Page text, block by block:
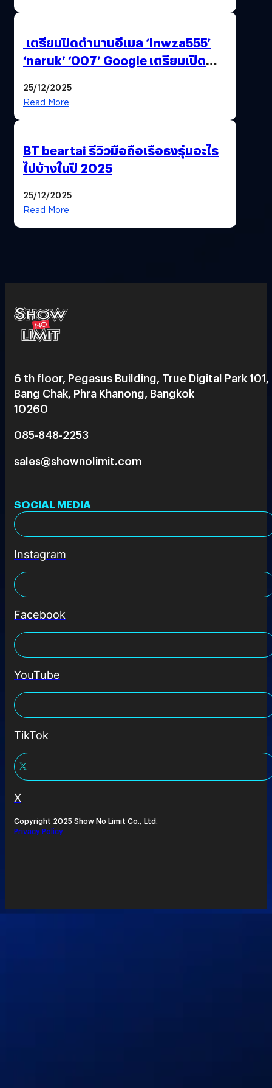
เตรียมปิดตำนานอีเมล ‘lnwza555’
‘naruk’ ‘007’ Google เตรียมเปิด
25/12/2025
Read More
BT beartai รีวิวมือถือเรือธงรุ่นอะไร
ไปบ้างในปี 2025
25/12/2025
Read More
6 th floor, Pegasus Building, True Digital Park 101,
Bang Chak, Phra Khanong, Bangkok
10260
085-848-2253
sales@shownolimit.com
SOCIAL MEDIA
Instagram
Facebook
YouTube
TikTok
X
Copyright 2025 Show No Limit Co., Ltd.
Privacy Policy